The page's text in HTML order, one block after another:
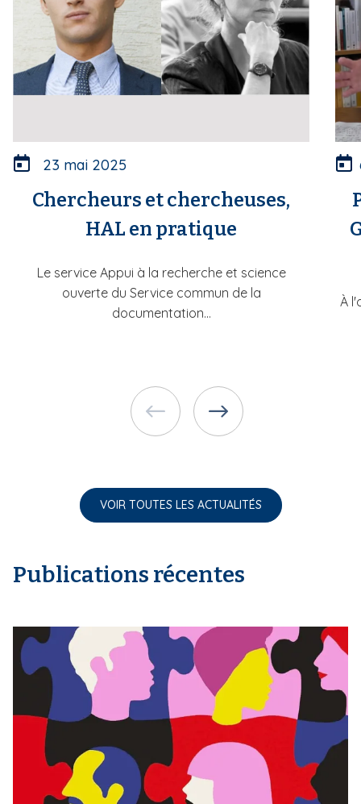
23 mai 2025
Chercheurs et chercheuses,
HAL en pratique
Le service Appui à la recherche et science
ouverte du Service commun de la
documentation...
À
VOIR TOUTES LES ACTUALITÉS
Publications récentes